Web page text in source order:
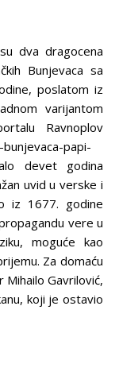
Bunjevaca sa
poslatom iz
varijantom
Ravnoplov
papi-
devet godina
uvid u verske i
iz 1677. godine
vere u
moguće kao
Za domaću
Gavrilović,
koji je ostavio